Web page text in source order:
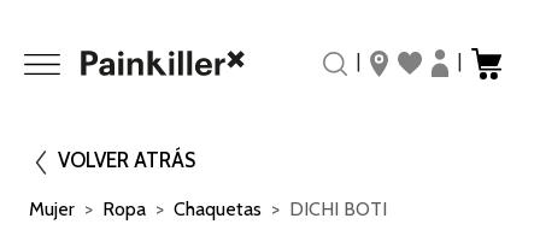
VOLVER ATRÁS
Mujer Ropa Chaquetas DICHI BOTI